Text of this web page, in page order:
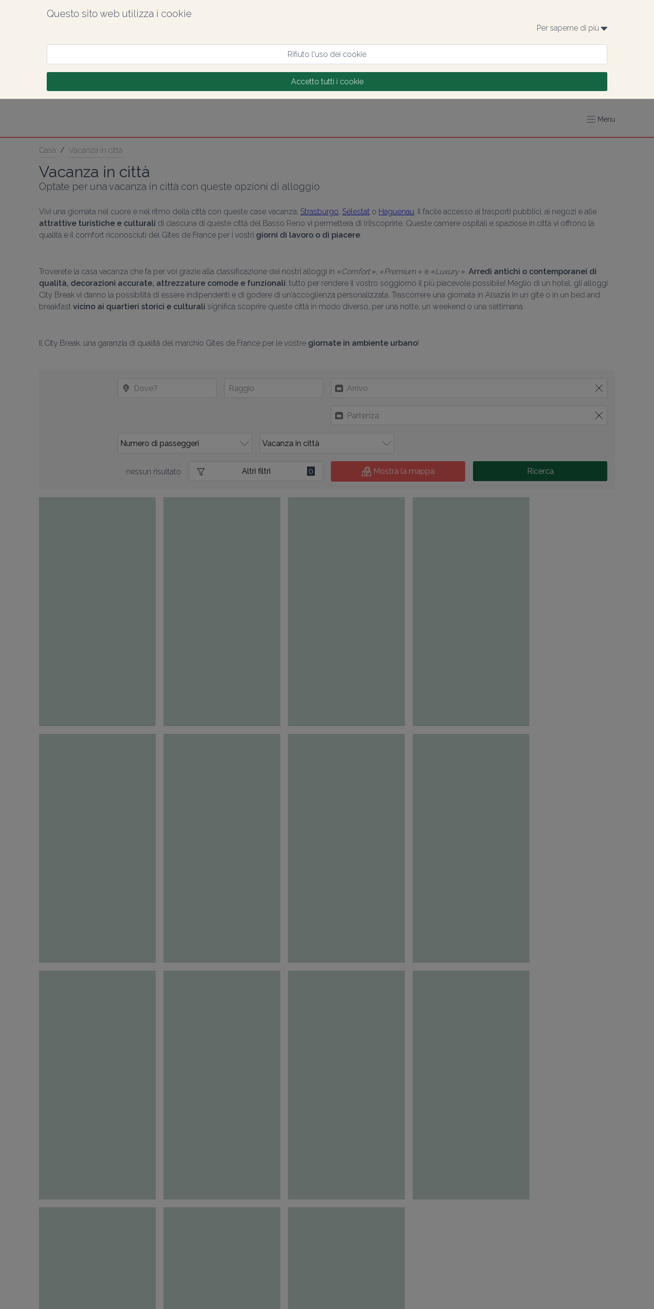
Questo sito web utilizza i cookie
Per saperne di più
Rifiuto l'uso dei cookie
Accetto tutti i cookie
Menu
Casa / Vacanza in città
Vacanza in città
Optate per una vacanza in città con queste opzioni di alloggio
Vivi una giornata nel cuore e nel ritmo della città con queste case vacanza; Strasburgo, Sélestat o Haguenau
attrattive turistiche e culturali di ciascuna di queste città del Basso Reno vi permetterà di (ri)scoprirle. Queste camere ospitali e spaziose in città vi offrono la
qualità e il comfort riconosciuti del Gîtes de France per i vostri giorni di lavoro o di piacere.
Troverete la casa vacanza che fa per voi grazie alla classificazione dei nostri alloggi in «Comfort », «Premium » e «Luxury ». Arredi antichi o contemporanei di
qualità, decorazioni accurate, attrezzature comode e funzionali: tutto per rendere il vostro soggiorno il più piacevole possibile! Meglio di un hotel, gli alloggi
City Break vi danno la possibilità di essere indipendenti e di godere di un'accoglienza personalizzata. Trascorrere una giornata in Alsazia in un gîte o in un bed and
breakfast vicino ai quartieri storici e culturali significa scoprire queste città in modo diverso, per una notte, un weekend o una settimana.
Il City Break, una garanzia di qualità del marchio Gîtes de France per le vostre giornate in ambiente urbano!
nessun risultato Altri filtri 0 Mostra la mappa Ricerca